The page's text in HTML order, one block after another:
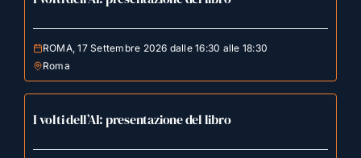
ROMA, 17 Settembre 2026 dalle 16:30 alle 18:30
Roma
I volti dell’AI: presentazione del libro